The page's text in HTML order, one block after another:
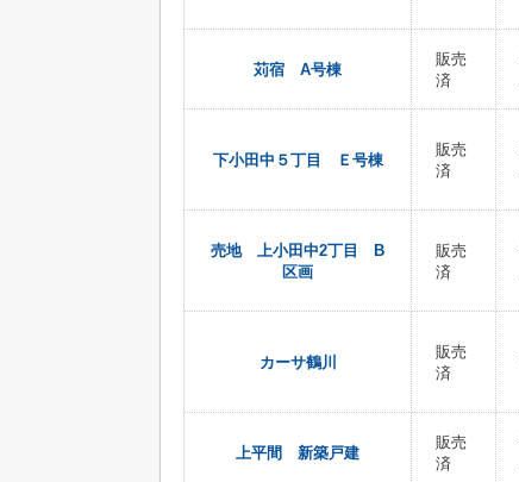
苅宿 A号棟
販売
済
下小田中５丁目 Ｅ号棟
販売
済
売地 上小田中2丁目 B
区画
販売
済
カーサ鶴川
販売
済
上平間 新築戸建
販売
済